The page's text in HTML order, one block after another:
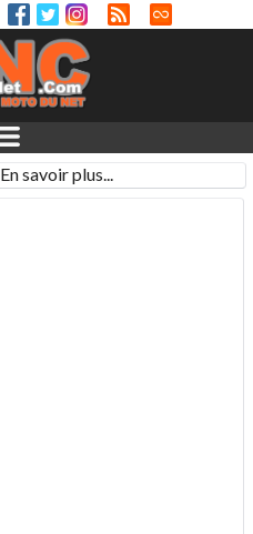
En savoir plus...